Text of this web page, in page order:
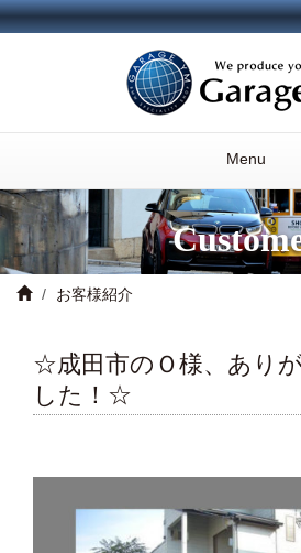
Menu
お客様紹介
☆成田市のＯ様、あり
した！☆